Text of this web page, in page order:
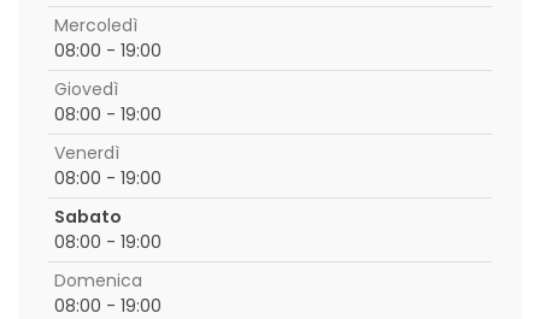
Mercoledì
08:00 - 19:00
Giovedì
08:00 - 19:00
Venerdì
08:00 - 19:00
Sabato
08:00 - 19:00
Domenica
08:00 - 19:00